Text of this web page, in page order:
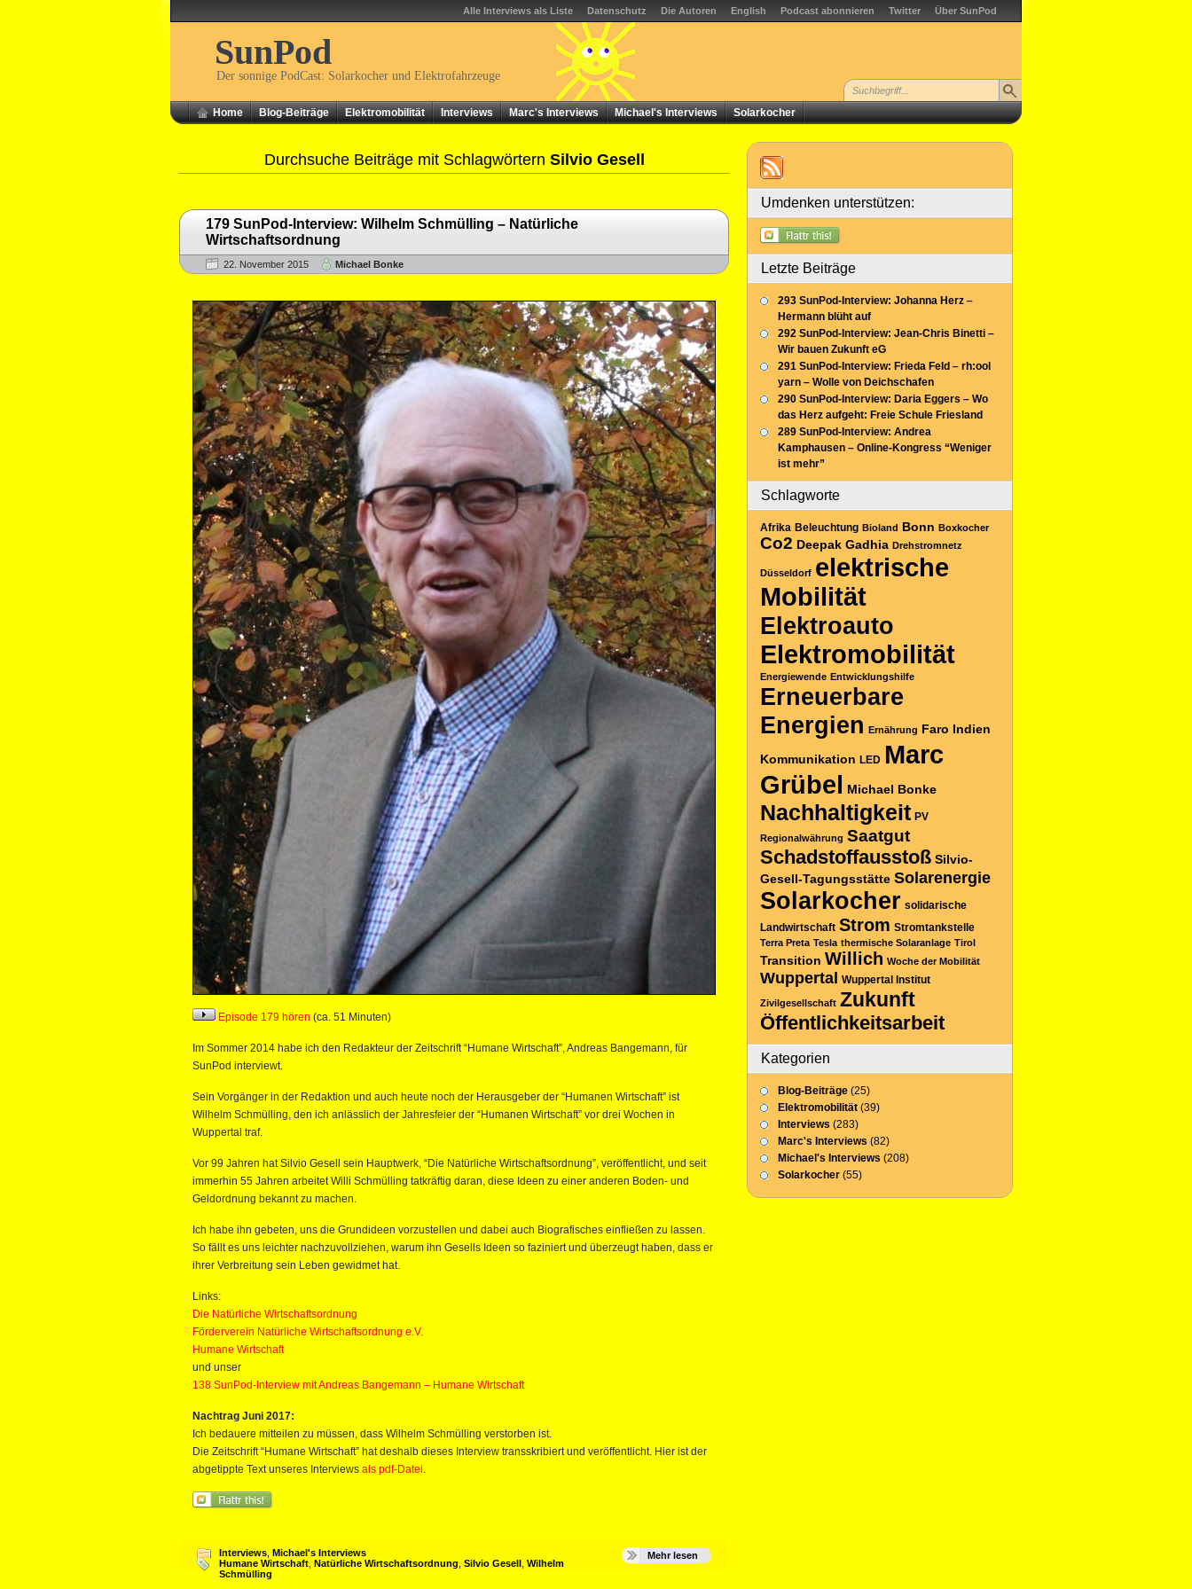
Alle Interviews als Liste Datenschutz Die Autoren English Podcast abonnieren Twitter Über SunPod
SunPod
Der sonnige PodCast: Solarkocher und Elektrofahrzeuge
Home Blog-Beiträge Elektromobilität Interviews Marc's Interviews Michael's Interviews Solarkocher
Durchsuche Beiträge mit Schlagwörtern Silvio Gesell
179 SunPod-Interview: Wilhelm Schmülling – Natürliche
Wirtschaftsordnung
22. November 2015 Michael Bonke
Episode 179 hören (ca. 51 Minuten)
Im Sommer 2014 habe ich den Redakteur der Zeitschrift “Humane Wirtschaft”, Andreas Bangemann, für
SunPod interviewt.
Sein Vorgänger in der Redaktion und auch heute noch der Herausgeber der “Humanen Wirtschaft” ist
Wilhelm Schmülling, den ich anlässlich der Jahresfeier der “Humanen Wirtschaft” vor drei Wochen in
Wuppertal traf.
Vor 99 Jahren hat Silvio Gesell sein Hauptwerk, “Die Natürliche Wirtschaftsordnung”, veröffentlicht, und seit
immerhin 55 Jahren arbeitet Willi Schmülling tatkräftig daran, diese Ideen zu einer anderen Boden- und
Geldordnung bekannt zu machen.
Ich habe ihn gebeten, uns die Grundideen vorzustellen und dabei auch Biografisches einfließen zu lassen.
So fällt es uns leichter nachzuvollziehen, warum ihn Gesells Ideen so faziniert und überzeugt haben, dass er
ihrer Verbreitung sein Leben gewidmet hat.
Links:
Die Natürliche Wirtschaftsordnung
Förderverein Natürliche Wirtschaftsordnung e.V.
Humane Wirtschaft
und unser
138 SunPod-Interview mit Andreas Bangemann – Humane Wirtschaft
Nachtrag Juni 2017:
Ich bedauere mitteilen zu müssen, dass Wilhelm Schmülling verstorben ist.
Die Zeitschrift “Humane Wirtschaft” hat deshalb dieses Interview transskribiert und veröffentlicht. Hier ist der
abgetippte Text unseres Interviews als pdf-Datei.
Interviews Michael's Interviews
Humane Wirtschaft Natürliche Wirtschaftsordnung Silvio Gesell Wilhelm
Schmülling
Mehr lesen
Umdenken unterstützen:
Letzte Beiträge
293 SunPod-Interview: Johanna Herz –
Hermann blüht auf
292 SunPod-Interview: Jean-Chris Binetti –
Wir bauen Zukunft eG
291 SunPod-Interview: Frieda Feld – rh:ool
yarn – Wolle von Deichschafen
290 SunPod-Interview: Daria Eggers – Wo
das Herz aufgeht: Freie Schule Friesland
289 SunPod-Interview: Andrea
Kamphausen – Online-Kongress “Weniger
ist mehr”
Schlagworte
Afrika Beleuchtung Bioland Bonn Boxkocher
Co2 Deepak Gadhia Drehstromnetz
Düsseldorf elektrische
Mobilität
Elektroauto
Elektromobilität
Energiewende Entwicklungshilfe
Erneuerbare
Energien Ernährung Faro Indien
Kommunikation LED Marc
Grübel Michael Bonke
Nachhaltigkeit PV
Regionalwährung Saatgut
Schadstoffausstoß Silvio-
Gesell-Tagungsstätte Solarenergie
Solarkocher solidarische
Landwirtschaft Strom Stromtankstelle
Terra Preta Tesla thermische Solaranlage Tirol
Transition Willich Woche der Mobilität
Wuppertal Wuppertal Institut
Zivilgesellschaft Zukunft
Öffentlichkeitsarbeit
Kategorien
Blog-Beiträge (25)
Elektromobilität (39)
Interviews (283)
Marc's Interviews (82)
Michael's Interviews (208)
Solarkocher (55)